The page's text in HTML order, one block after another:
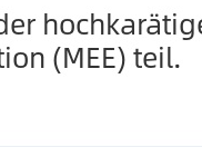
(MEE) teil.